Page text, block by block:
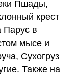
Пшады,
крест
Парус в
мысе и
Сухогруз
Также на